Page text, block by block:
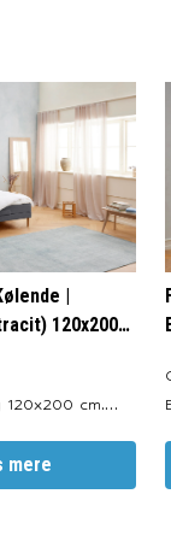
|
120x200
120x200 cm.
Sort, Sand og
mere